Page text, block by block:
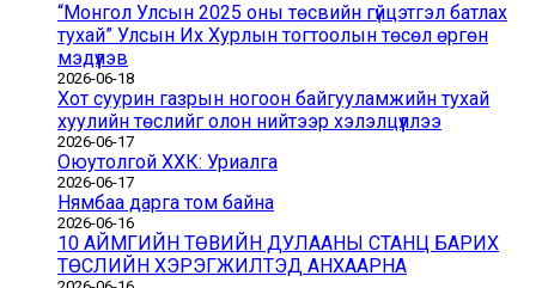
“Монгол Улсын 2025 оны төсвийн гүйцэтгэл батлах
тухай” Улсын Их Хурлын тогтоолын төсөл өргөн
мэдүүлэв
2026-06-18
Хот суурин газрын ногоон байгууламжийн тухай
хуулийн төслийг олон нийтээр хэлэлцүүллээ
2026-06-17
Оюутолгой ХХК: Уриалга
2026-06-17
Нямбаа дарга том байна
2026-06-16
10 АЙМГИЙН ТӨВИЙН ДУЛААНЫ СТАНЦ БАРИХ
ТӨСЛИЙН ХЭРЭГЖИЛТЭД АНХААРНА